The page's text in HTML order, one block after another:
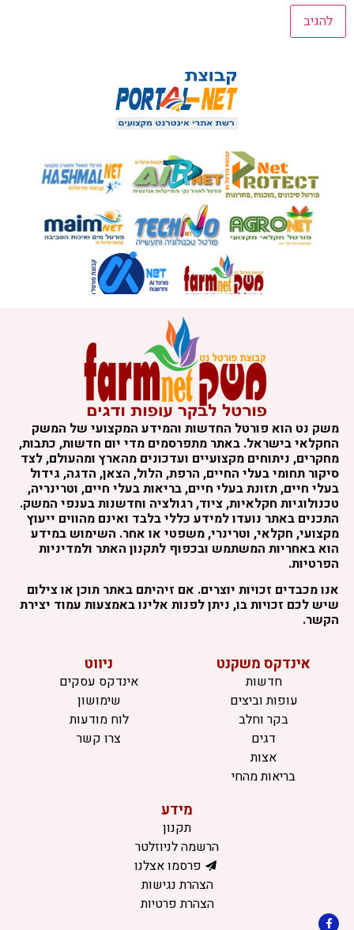
משק נט הוא פורטל החדשות והמידע המקצועי של המשק
החקלאי בישראל. באתר מתפרסמים מדי יום חדשות, כתבות,
מחקרים, ניתוחים מקצועיים ועדכונים מהארץ ומהעולם, לצד
סיקור תחומי בעלי החיים, הרפת, הלול, הצאן, הדגה, גידול
בעלי חיים, תזונת בעלי חיים, בריאות בעלי חיים, וטרינריה,
טכנולוגיות חקלאיות, ציוד, רגולציה וחדשנות בענפי המשק.
התכנים באתר נועדו למידע כללי בלבד ואינם מהווים ייעוץ
מקצועי, חקלאי, וטרינרי, משפטי או אחר. השימוש במידע
הוא באחריות המשתמש ובכפוף לתקנון האתר ולמדיניות
הפרטיות.
אנו מכבדים זכויות יוצרים. אם זיהיתם באתר תוכן או צילום
שיש לכם זכויות בו, ניתן לפנות אלינו באמצעות עמוד יצירת
הקשר.
אינדקס משקנט
חדשות
עופות וביצים
בקר וחלב
דגים
אצות
בריאות מהחי
ניווט
אינדקס עסקים
שימושון
לוח מודעות
צרו קשר
מידע
תקנון
הרשמה לניוזלטר
פרסמו אצלנו
הצהרת נגישות
הצהרת פרטיות